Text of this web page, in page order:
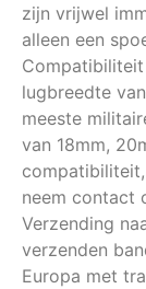
zijn vrijwel
alleen een
lugbreedte
meeste
van 18mm,
neem contact
Verzending
verzenden
Europa met